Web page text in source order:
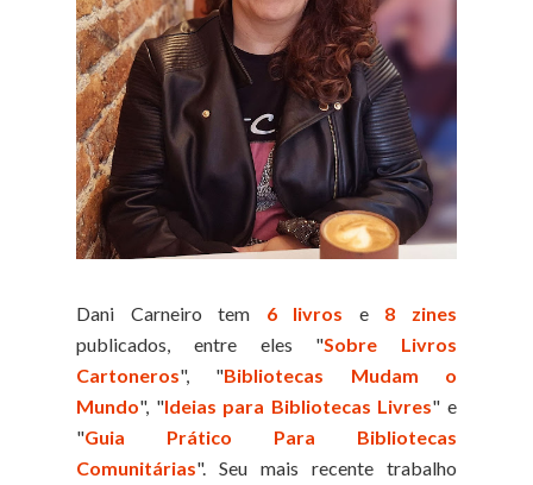
Dani Carneiro tem 6 livros e 8 zines
publicados, entre eles "Sobre Livros
Cartoneros", "Bibliotecas Mudam o
Mundo", "Ideias para Bibliotecas Livres" e
"Guia Prático Para Bibliotecas
Comunitárias". Seu mais recente trabalho